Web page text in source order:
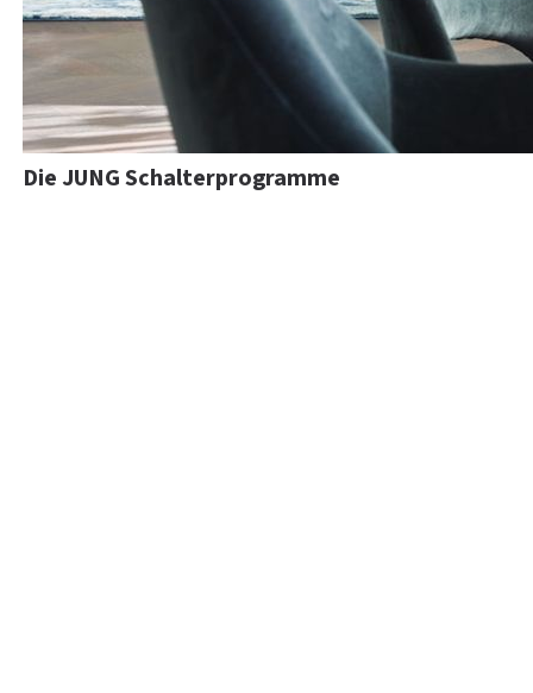
Die JUNG Schalterprogramme